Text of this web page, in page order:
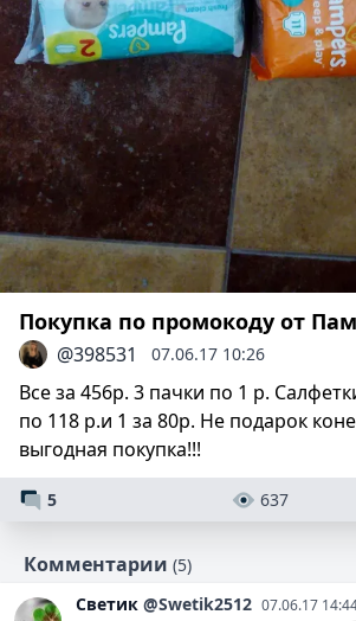
Покупка по промокоду от
@398531 07.06.17 10:26
Все за 456р. 3 пачки по 1 р.
по 118 р.и 1 за 80р. Не подарок
выгодная покупка!!!
5 637
Комментарии (5)
Светик @Swetik2512 07.06.17